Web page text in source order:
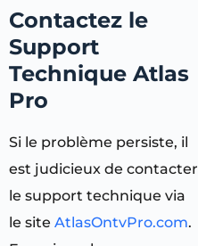
Contactez le
Support
Technique Atlas
Pro
Si le problème persiste, il
est judicieux de contacter
le support technique via
le site AtlasOntvPro.com.